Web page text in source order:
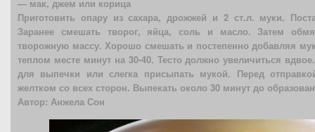
— мак, джем или корица
Приготовить опару из сахара, дрожжей и 2 ст.л. муки.
Заранее смешать творог, яйца, соль и масло. Затем
творожную массу. Хорошо смешать и постепенно добавляя
теплом месте минут на 30-40. Тесто должно увеличиться
для выпечки или слегка присыпать мукой. Перед
желтком со всех сторон. Выпекать около 30 минут до
Автор: Анжела Сон